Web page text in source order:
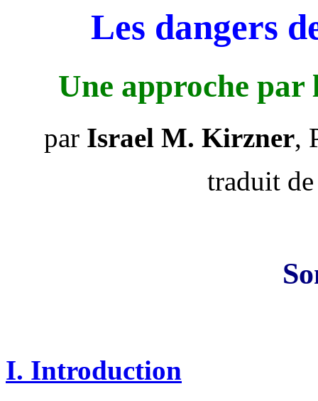
Les dangers
Une approche par
par Israel M. Kirzner,
traduit
I. Introduction